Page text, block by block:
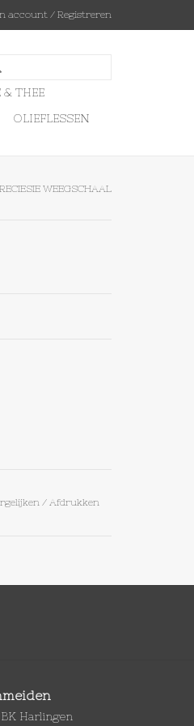
account / Registreren
& THEE
OLIEFLESSEN
WEEGSCHAAL
/ Afdrukken
Harlingen